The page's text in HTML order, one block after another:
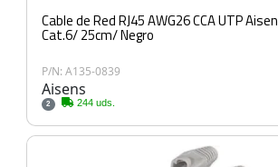
Cable de Red RJ45 AWG26 CCA UTP
Cat.6/ 25cm/ Negro
P/N: A135-0839
Aisens
2 244 uds.